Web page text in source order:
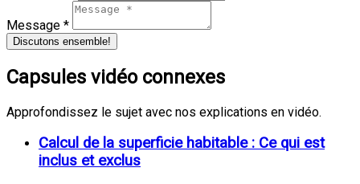
Message *
Discutons ensemble!
Capsules vidéo connexes
Approfondissez le sujet avec nos explications en vidéo.
Calcul de la superficie habitable : Ce qui est
inclus et exclus